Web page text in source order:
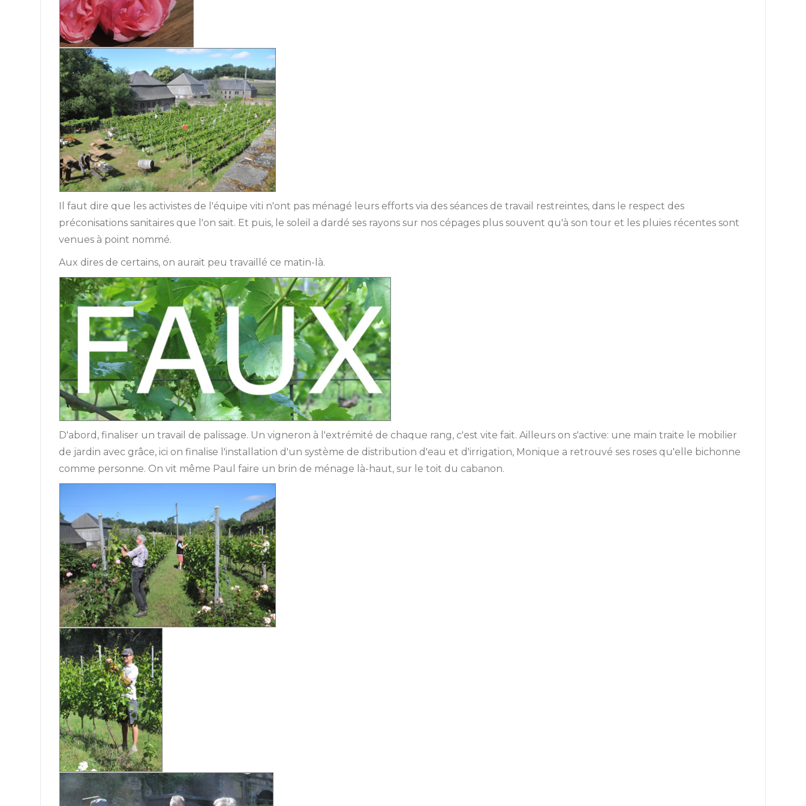
Il faut dire que les activistes de l'équipe viti n'ont pas ménagé leurs efforts via des séances de travail restreintes, dans le respect des
préconisations sanitaires que l'on sait. Et puis, le soleil a dardé ses rayons sur nos cépages plus souvent qu'à son tour et les pluies récentes sont
venues à point nommé.
Aux dires de certains, on aurait peu travaillé ce matin-là.
D'abord, finaliser un travail de palissage. Un vigneron à l'extrémité de chaque rang, c'est vite fait. Ailleurs on s'active: une main traite le mobilier
de jardin avec grâce, ici on finalise l'installation d'un système de distribution d'eau et d'irrigation, Monique a retrouvé ses roses qu'elle bichonne
comme personne. On vit même Paul faire un brin de ménage là-haut, sur le toit du cabanon.